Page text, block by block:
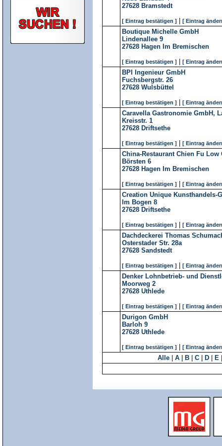
27628 Bramstedt
[ Eintrag bestätigen ] [ Eintrag
Boutique Michelle GmbH
Lindenallee 9
27628 Hagen Im Bremischen
[ Eintrag bestätigen ] [ Eintrag
BPI Ingenieur GmbH
Fuchsbergstr. 26
27628 Wulsbüttel
[ Eintrag bestätigen ] [ Eintrag
Caravella Gastronomie GmbH,
Kreisstr. 1
27628 Driftsethe
[ Eintrag bestätigen ] [ Eintrag
China-Restaurant Chien Fu Low
Börsten 6
27628 Hagen Im Bremischen
[ Eintrag bestätigen ] [ Eintrag
Creation Unique Kunsthandels-
Im Bogen 8
27628 Driftsethe
[ Eintrag bestätigen ] [ Eintrag
Dachdeckerei Thomas
Osterstader Str. 28a
27628 Sandstedt
[ Eintrag bestätigen ] [ Eintrag
Denker Lohnbetrieb- und
Moorweg 2
27628 Uthlede
[ Eintrag bestätigen ] [ Eintrag
Durigon GmbH
Barloh 9
27628 Uthlede
[ Eintrag bestätigen ] [ Eintrag
Alle A B C D E